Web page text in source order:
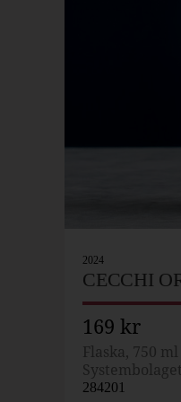
2024
CECCHI
169 kr
Flaska, 750 ml
Systembolaget
284201